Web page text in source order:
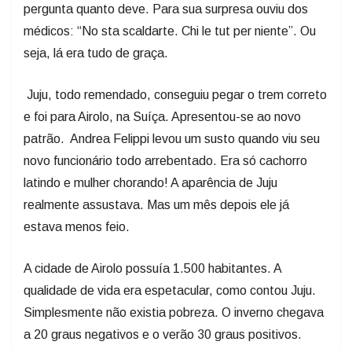
pergunta quanto deve. Para sua surpresa ouviu dos
médicos: “No sta scaldarte. Chi le tut per niente”. Ou
seja, lá era tudo de graça.
Juju, todo remendado, conseguiu pegar o trem correto
e foi para Airolo, na Suíça. Apresentou-se ao novo
patrão. Andrea Felippi levou um susto quando viu seu
novo funcionário todo arrebentado. Era só cachorro
latindo e mulher chorando! A aparência de Juju
realmente assustava. Mas um mês depois ele já
estava menos feio.
A cidade de Airolo possuía 1.500 habitantes. A
qualidade de vida era espetacular, como contou Juju.
Simplesmente não existia pobreza. O inverno chegava
a 20 graus negativos e o verão 30 graus positivos.